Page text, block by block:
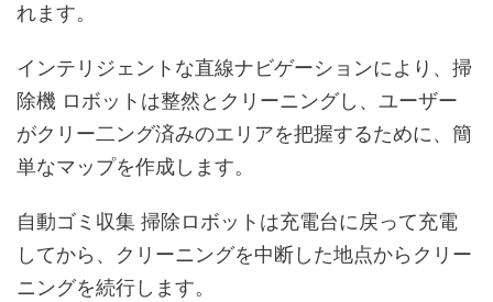
れます。
インテリジェントな直線ナビゲーションにより、掃
除機 ロボットは整然とクリーニングし、ユーザー
がクリー二ング済みのエリアを把握するために、簡
単なマップを作成します。
自動ゴミ収集 掃除ロボットは充電台に戻って充電
してから、クリーニングを中断した地点からクリー
ニングを続行します。